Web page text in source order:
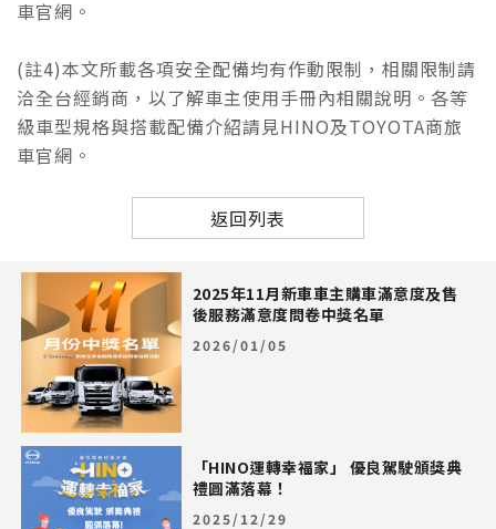
車官網。
(註4)本文所載各項安全配備均有作動限制，相關限制請
洽全台經銷商，以了解車主使用手冊內相關說明。各等
級車型規格與搭載配備介紹請見HINO及TOYOTA商旅
車官網。
返回列表
2025年11月新車車主購車滿意度及售
後服務滿意度問卷中獎名單
2026/01/05
「HINO運轉幸福家」 優良駕駛頒獎典
禮圓滿落幕！
2025/12/29